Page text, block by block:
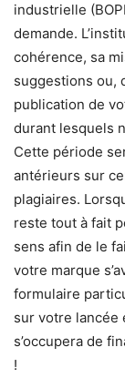
industrielle
demande.
cohérence, sa
suggestions ou,
publication de
durant lesquels
Cette période
antérieurs sur
plagiaires.
reste tout à fait
sens afin de le
votre marque
formulaire
sur votre lancée
s’occupera de
!